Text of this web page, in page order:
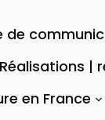
de
Réalisations |
en France